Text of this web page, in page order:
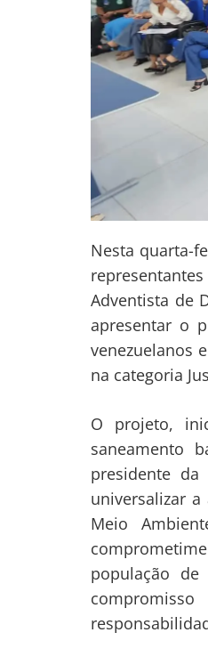
Nesta quarta-
Adventista de
apresentar o
venezuelanos
na categoria
O projeto,
saneamento
presidente
universalizar
Meio
população
Navegação